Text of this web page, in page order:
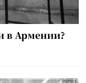
в Армении?